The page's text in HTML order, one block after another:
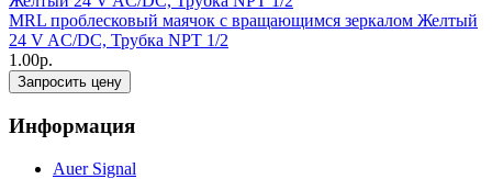
MRL проблесковый маячок с вращающимся зеркалом Желтый
24 V AC/DC, Трубка NPT 1/2
1.00р.
Запросить цену
Информация
Auer Signal